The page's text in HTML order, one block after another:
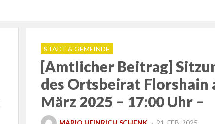
STADT & GEMEINDE
[Amtlicher Beitrag]
des Ortsbeirat Florshain
März 2025 – 17:00 Uhr –
MARIO HEINRICH SCHENK
POSTED
21. FEB. 2025